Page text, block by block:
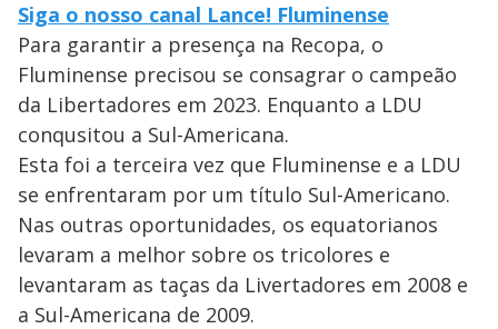
Siga o nosso canal Lance! Fluminense
Para garantir a presença na Recopa, o
Fluminense precisou se consagrar o campeão
da Libertadores em 2023. Enquanto a LDU
conqusitou a Sul-Americana.
Esta foi a terceira vez que Fluminense e a LDU
se enfrentaram por um título Sul-Americano.
Nas outras oportunidades, os equatorianos
levaram a melhor sobre os tricolores e
levantaram as taças da Livertadores em 2008 e
a Sul-Americana de 2009.